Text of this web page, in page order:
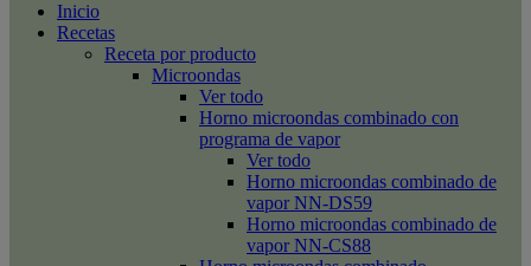
Inicio
Recetas
Receta por producto
Microondas
Ver todo
Horno microondas combinado con
programa de vapor
Ver todo
Horno microondas combinado de
vapor NN-DS59
Horno microondas combinado de
vapor NN-CS88